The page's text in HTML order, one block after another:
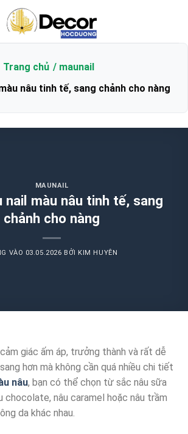
Trang chủ
maunail
nâu tinh tế, sang chảnh cho nàng
MAUNAIL
nail màu nâu tinh tế, sang
chảnh cho nàng
VÀO 03.05.2026 BỞI KIM HUYÊN
giác ấm áp, trưởng thành và rất dễ
hơn mà không cần quá nhiều chi tiết
nâu, bạn có thể chọn từ sắc nâu sữa
chocolate, nâu caramel hoặc nâu trầm
da khác nhau.